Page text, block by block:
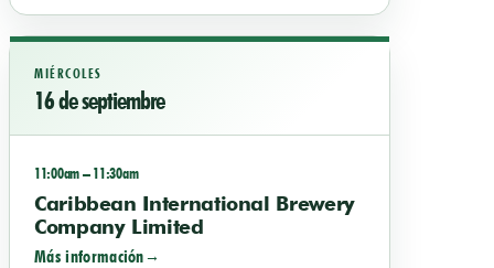
MIÉRCOLES
16 de septiembre
11:00am – 11:30am
Caribbean International Brewery
Company Limited
Más información